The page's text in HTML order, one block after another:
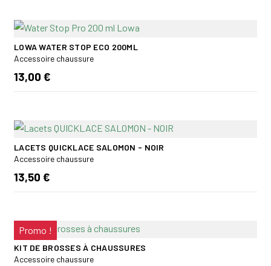
LOWA WATER STOP ECO 200ML
Accessoire chaussure
13,00 €
LACETS QUICKLACE SALOMON - NOIR
Accessoire chaussure
13,50 €
Promo !
KIT DE BROSSES À CHAUSSURES
Accessoire chaussure